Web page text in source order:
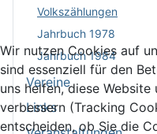
Volkszählungen
Jahrbuch 1978
Jahrbuch 1984
Vereine
Links
Wir nutzen Cookies auf
sind essenziell für den
uns helfen, diese
verbessern (Tracking
entscheiden, ob Sie die